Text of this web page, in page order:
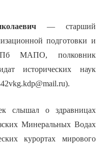
— старший
подготовки и
МАПО, полковник
исторических наук
слышал о здравницах
Минеральных Водах
курортах мирового